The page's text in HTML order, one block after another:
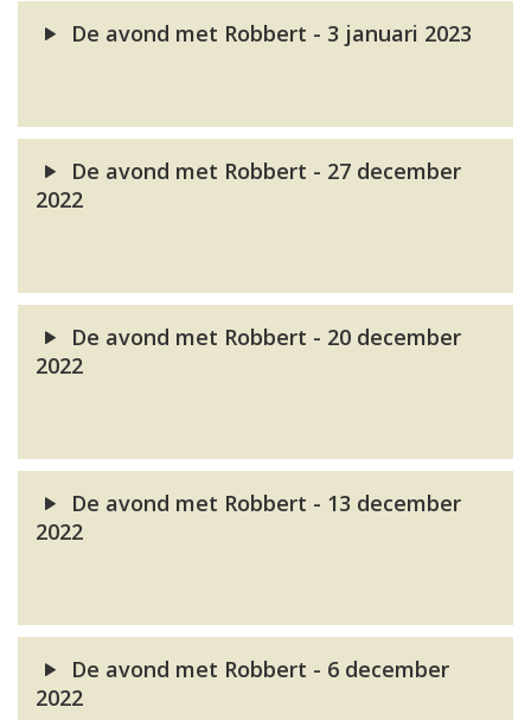
De avond met Robbert - 3 januari 2023
De avond met Robbert - 27 december
2022
De avond met Robbert - 20 december
2022
De avond met Robbert - 13 december
2022
De avond met Robbert - 6 december
2022